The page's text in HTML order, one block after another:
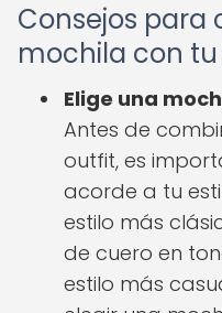
Consejos para
mochila con
Elige una
Antes de
outfit, es
acorde a tu
estilo más
de cuero en
estilo más